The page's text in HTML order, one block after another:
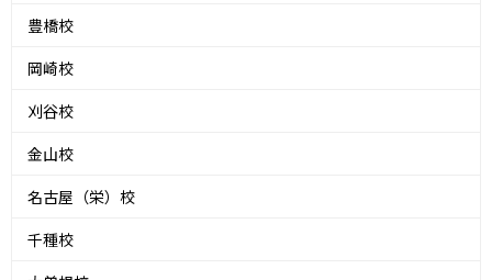
豊橋校
岡崎校
刈谷校
金山校
名古屋（栄）校
千種校